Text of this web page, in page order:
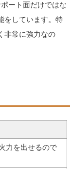
ート面だけではな
をしています。特
非常に強力なの
力を出せるので